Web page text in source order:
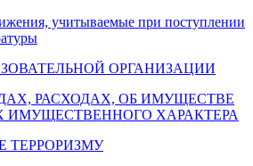
учитываемые при поступлении
ОРГАНИЗАЦИИ
РАСХОДАХ, ОБ ИМУЩЕСТВЕ
ИМУЩЕСТВЕННОГО ХАРАКТЕРА
ТЕРРОРИЗМУ